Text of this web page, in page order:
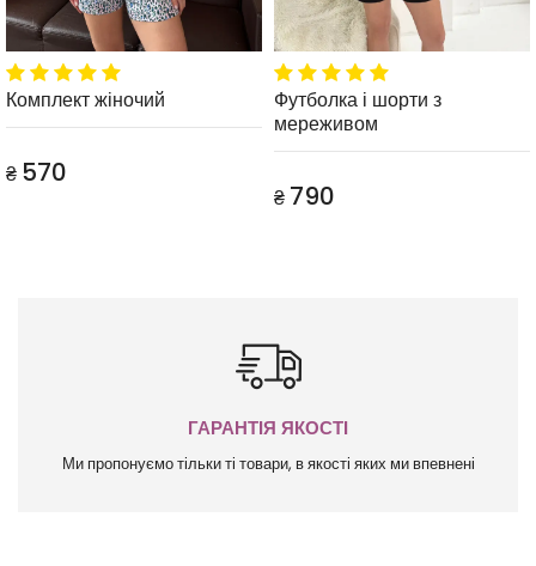
Комплект жіночий
₴ 570
Футболка і шорти з
мереживом
₴ 790
ГАРАНТІЯ ЯКОСТІ
Ми пропонуємо тільки ті товари, в якості яких ми впевнені